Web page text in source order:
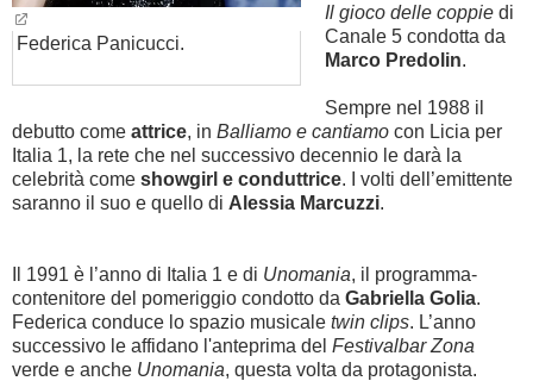
Federica Panicucci.
Il gioco delle coppie di
Canale 5 condotta da
Marco Predolin.
Sempre nel 1988 il
debutto come attrice, in Balliamo e cantiamo con Licia per
Italia 1, la rete che nel successivo decennio le darà la
celebrità come showgirl e conduttrice. I volti dell’emittente
saranno il suo e quello di Alessia Marcuzzi.
Il 1991 è l’anno di Italia 1 e di Unomania, il programma-
contenitore del pomeriggio condotto da Gabriella Golia.
Federica conduce lo spazio musicale twin clips. L’anno
successivo le affidano l'anteprima del Festivalbar Zona
verde e anche Unomania, questa volta da protagonista.